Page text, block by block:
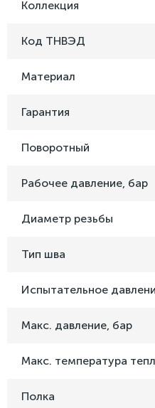
Коллекция
Код ТНВЭД
Материал
Гарантия
Поворотный
Рабочее давление, бар
Диаметр резьбы
Тип шва
Испытательное
Макс. давление, бар
Макс. температура
Полка